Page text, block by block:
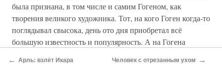
была признана, в том числе и самим Гогеном, как
творения великого художника. Тот, на кого Гоген когда-то
поглядывал свысока, день ото дня приобретал всё
большую известность и популярность. А на Гогена
понятно, что отношение к тексту, написанному с
← Арль: взлёт Икара Человек с отрезанным ухом →